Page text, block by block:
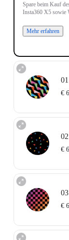
Spare beim Kauf
Insta360 X5 sowie
Mehr erfahren
01
€
02
€
03
€